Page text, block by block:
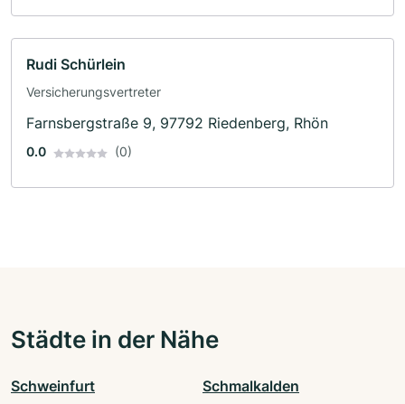
Rudi Schürlein
Versicherungsvertreter
Farnsbergstraße 9, 97792 Riedenberg, Rhön
0.0 (0)
Städte in der Nähe
Schweinfurt Schmalkalden